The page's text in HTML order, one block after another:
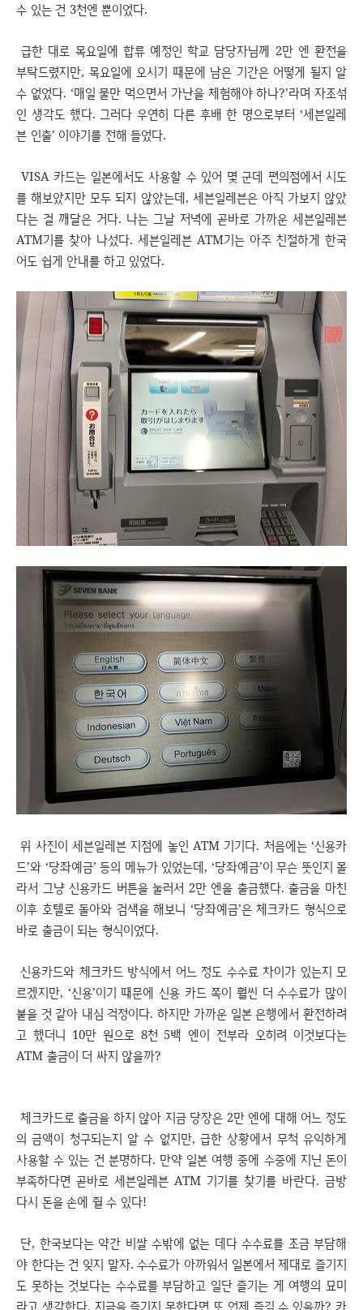
수 있는 건 3천엔 뿐이었다.
급한 대로 목요일에 합류 예정인 학교 담당자님께 2만 엔 환전을
부탁드렸지만, 목요일에 오시기 때문에 남은 기간은 어떻게 될지 알
수 없었다. ‘매일 물만 먹으면서 가난을 체험해야 하나?’라며 자조섞
인 생각도 했다. 그러다 우연히 다른 후배 한 명으로부터 ‘세븐일레
븐 인출’ 이야기를 전해 들었다.
VISA 카드는 일본에서도 사용할 수 있어 몇 군데 편의점에서 시도
를 해보았지만 모두 되지 않았는데, 세븐일레븐은 아직 가보지 않았
다는 걸 깨달은 거다. 나는 그날 저녁에 곧바로 가까운 세븐일레븐
ATM기를 찾아 나섰다. 세븐일레븐 ATM기는 아주 친절하게 한국
어도 쉽게 안내를 하고 있었다.
위 사진이 세븐일레븐 지점에 놓인 ATM 기기다. 처음에는 ‘신용카
드’와 ‘당좌예금’ 등의 메뉴가 있었는데, ‘당좌예금’이 무슨 뜻인지 몰
라서 그냥 신용카드 버튼을 눌러서 2만 엔을 출금했다. 출금을 마친
이후 호텔로 돌아와 검색을 해보니 ‘당좌예금’은 체크카드 형식으로
바로 출금이 되는 형식이었다.
신용카드와 체크카드 방식에서 어느 정도 수수료 차이가 있는지 모
르겠지만, ‘신용’이기 때문에 신용 카드 쪽이 훨씬 더 수수료가 많이
붙을 것 같아 내심 걱정이다. 하지만 가까운 일본 은행에서 환전하려
고 했더니 10만 원으로 8천 5백 엔이 전부라 오히려 이것보다는
ATM 출금이 더 싸지 않을까?
체크카드로 출금을 하지 않아 지금 당장은 2만 엔에 대해 어느 정도
의 금액이 청구되는지 알 수 없지만, 급한 상황에서 무척 유익하게
사용할 수 있는 건 분명하다. 만약 일본 여행 중에 수중에 지닌 돈이
부족하다면 곧바로 세븐일레븐 ATM 기기를 찾기를 바란다. 금방
다시 돈을 손에 쥘 수 있다!
단, 한국보다는 약간 비쌀 수밖에 없는 데다 수수료를 조금 부담해
야 한다는 건 잊지 말자. 수수료가 아까워서 일본에서 제대로 즐기지
도 못하는 것보다는 수수료를 부담하고 일단 즐기는 게 여행의 묘미
라고 생각한다. 지금을 즐기지 못한다면 또 언제 즐길 수 있을까? 카